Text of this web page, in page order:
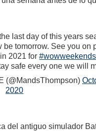
last day of this years
be tomorrow. See you on
2021 for#wowweekends
safe every one we will
(@MandsThompson)
2020
del antiguo simulador